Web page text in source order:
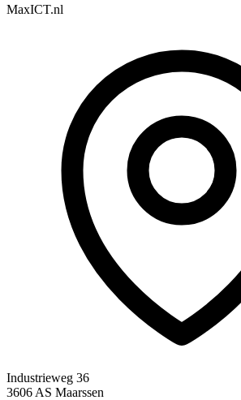
MaxICT.nl
Industrieweg 36
3606 AS Maarssen